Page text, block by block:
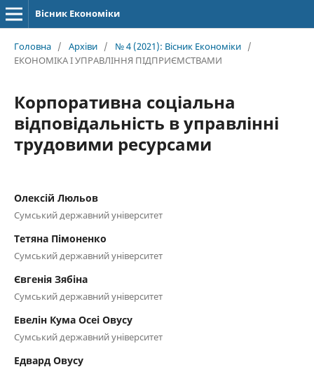
Вісник Економіки
Головна / Архіви / № 4 (2021): Вісник Економіки /
ЕКОНОМІКА І УПРАВЛІННЯ ПІДПРИЄМСТВАМИ
Корпоративна соціальна
відповідальність в управлінні
трудовими ресурсами
Олексій Люльов
Сумський державний університет
Тетяна Пімоненко
Сумський державний університет
Євгенія Зябіна
Сумський державний університет
Евелін Кума Осеі Овусу
Сумський державний університет
Едвард Овусу